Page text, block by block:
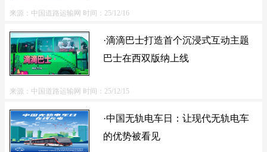
来源：中国道路运输网 时间：25/12/16
·滴滴巴士打造首个沉浸式互动主题
巴士在西双版纳上线
来源：中国道路运输网 时间：25/12/15
·中国无轨电车日：让现代无轨电车
的优势被看见